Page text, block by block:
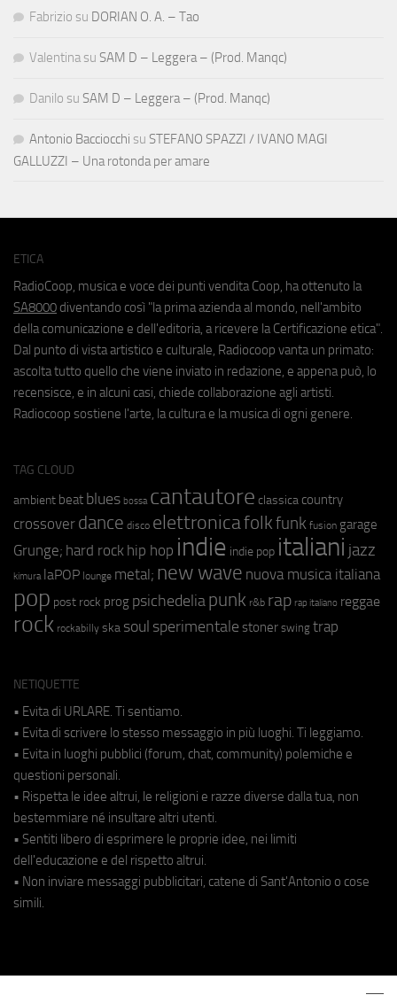
Fabrizio su DORIAN O. A. – Tao
Valentina su SAM D – Leggera – (Prod. Manqc)
Danilo su SAM D – Leggera – (Prod. Manqc)
Antonio Bacciocchi su STEFANO SPAZZI / IVANO MAGI
GALLUZZI – Una rotonda per amare
ETICA
RadioCoop, musica e voce dei punti vendita Coop, ha ottenuto la
SA8000 diventando così "la prima azienda al mondo, nell'ambito
della comunicazione e dell'editoria, a ricevere la Certificazione etica".
Dal punto di vista artistico e culturale, Radiocoop vanta un primato:
ascolta tutto quello che viene inviato in redazione, e appena può, lo
recensisce, e in alcuni casi, chiede collaborazione agli artisti.
Radiocoop sostiene l'arte, la cultura e la musica di ogni genere.
TAG CLOUD
ambient beat blues bossa cantautore classica country
crossover dance disco elettronicafolkfunk fusion garage
Grunge; hard rock hip hop indie indie pop italiani jazz
kimura laPOP lounge metal; new wave nuova musica italiana
pop post rock prog psichedeliapunk r&b rap rap italiano reggae
rock rockabilly ska soul sperimentale stoner swing trap
NETIQUETTE
• Evita di URLARE. Ti sentiamo.
• Evita di scrivere lo stesso messaggio in più luoghi. Ti leggiamo.
• Evita in luoghi pubblici (forum, chat, community) polemiche e
questioni personali.
• Rispetta le idee altrui, le religioni e razze diverse dalla tua, non
bestemmiare né insultare altri utenti.
• Sentiti libero di esprimere le proprie idee, nei limiti
dell'educazione e del rispetto altrui.
• Non inviare messaggi pubblicitari, catene di Sant'Antonio o cose
simili.